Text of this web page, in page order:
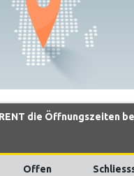
die Öffnungszeiten
Offen